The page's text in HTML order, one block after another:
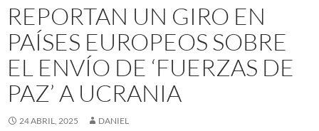
REPORTAN UN GIRO EN
PAÍSES EUROPEOS SOBRE
EL ENVÍO DE ‘FUERZAS DE
PAZ’ A UCRANIA
24 ABRIL, 2025 DANIEL